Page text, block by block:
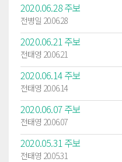
2020.06.28 주보
전병일 20.06.28
2020.06.21 주보
전태영 20.06.21
2020.06.14 주보
전태영 20.06.14
2020.06.07 주보
전태영 20.06.07
2020.05.31 주보
전태영 20.05.31